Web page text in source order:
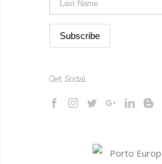
Get Social